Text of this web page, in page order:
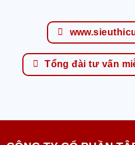
Tổng đài tư vấn